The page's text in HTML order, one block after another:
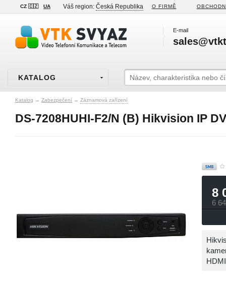
CZ 🇨🇿 UA Váš region: Česká Republika O FIRMĚ
E-mail
KATALOG
Katalog → Zabezpečení → Záznamová zařízení
DS-7208HUHI-F2/N (B) Hikvision IP
8
6